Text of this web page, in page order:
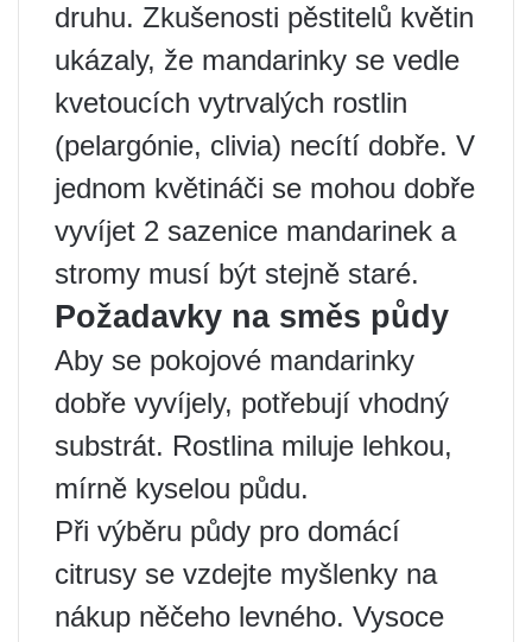
druhu. Zkušenosti pěstitelů květin
ukázaly, že mandarinky se vedle
kvetoucích vytrvalých rostlin
(pelargónie, clivia) necítí dobře. V
jednom květináči se mohou dobře
vyvíjet 2 sazenice mandarinek a
stromy musí být stejně staré.
Požadavky na směs půdy
Aby se pokojové mandarinky
dobře vyvíjely, potřebují vhodný
substrát. Rostlina miluje lehkou,
mírně kyselou půdu.
Při výběru půdy pro domácí
citrusy se vzdejte myšlenky na
nákup něčeho levného. Vysoce